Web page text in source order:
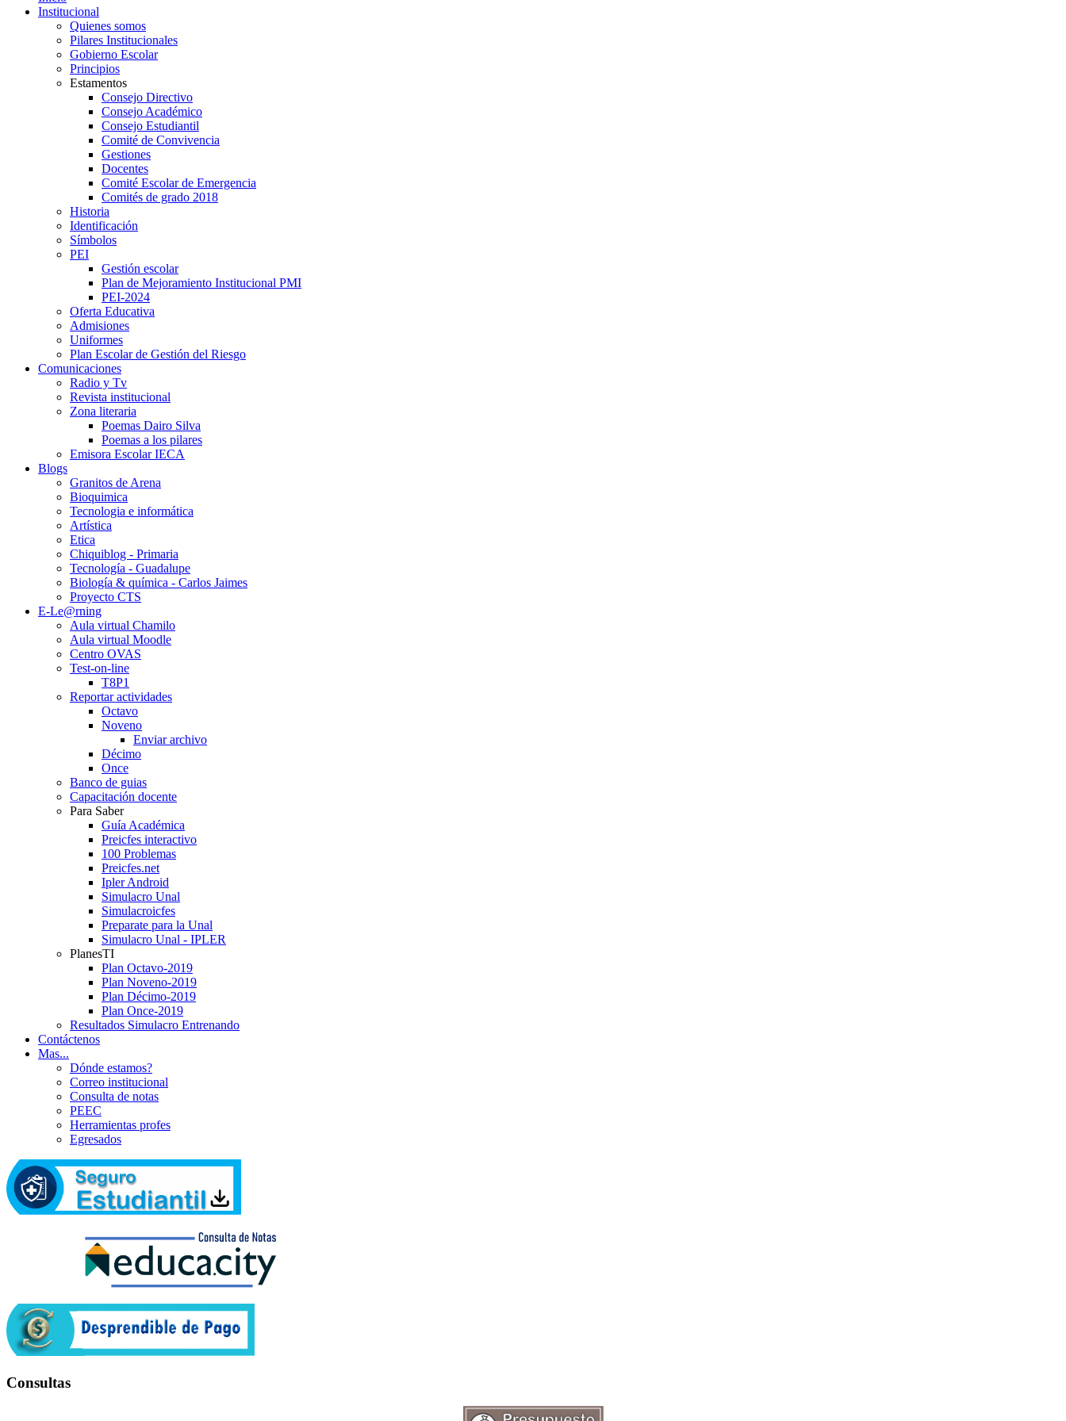
Institucional
Quienes somos
Pilares Institucionales
Gobierno Escolar
Principios
Estamentos
Consejo Directivo
Consejo Académico
Consejo Estudiantil
Comité de Convivencia
Gestiones
Docentes
Comité Escolar de Emergencia
Comités de grado 2018
Historia
Identificación
Símbolos
PEI
Gestión escolar
Plan de Mejoramiento Institucional PMI
PEI-2024
Oferta Educativa
Admisiones
Uniformes
Plan Escolar de Gestión del Riesgo
Comunicaciones
Radio y Tv
Revista institucional
Zona literaria
Poemas Dairo Silva
Poemas a los pilares
Emisora Escolar IECA
Blogs
Granitos de Arena
Bioquimica
Tecnologia e informática
Artística
Etica
Chiquiblog - Primaria
Tecnología - Guadalupe
Biología & química - Carlos Jaimes
Proyecto CTS
E-Le@rning
Aula virtual Chamilo
Aula virtual Moodle
Centro OVAS
Test-on-line
T8P1
Reportar actividades
Octavo
Noveno
Enviar archivo
Décimo
Once
Banco de guias
Capacitación docente
Para Saber
Guía Académica
Preicfes interactivo
100 Problemas
Preicfes.net
Ipler Android
Simulacro Unal
Simulacroicfes
Preparate para la Unal
Simulacro Unal - IPLER
PlanesTI
Plan Octavo-2019
Plan Noveno-2019
Plan Décimo-2019
Plan Once-2019
Resultados Simulacro Entrenando
Contáctenos
Mas...
Dónde estamos?
Correo institucional
Consulta de notas
PEEC
Herramientas profes
Egresados
Consultas